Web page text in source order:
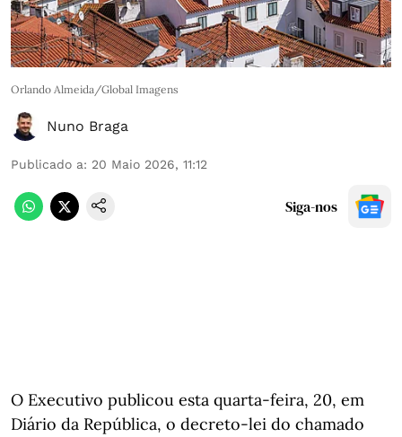
Orlando Almeida/Global Imagens
Nuno Braga
Publicado a: 20 Maio 2026, 11:12
Siga-nos
O Executivo publicou esta quarta-feira, 20, em
Diário da República, o decreto-lei do chamado